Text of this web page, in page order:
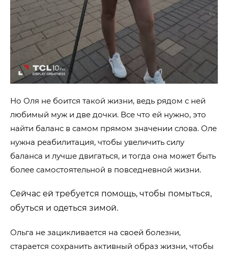
Но Оля не боится такой жизни, ведь рядом с ней
любимый муж и две дочки. Все что ей нужно, это
найти баланс в самом прямом значении слова. Оле
нужна реабилитация, чтобы увеличить силу
баланса и лучше двигаться, и тогда она может быть
более самостоятельной в повседневной жизни.
Сейчас ей требуется помощь, чтобы помыться,
обуться и одеться зимой.
Ольга не зацикливается на своей болезни,
старается сохранить активный образ жизни, чтобы